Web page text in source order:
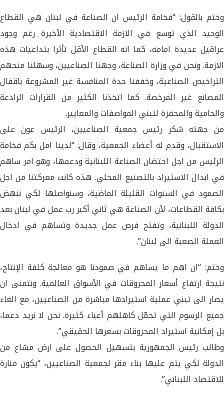
وختم بالقول: “فخامة الرئيس ان الصناعة في لبنان هي القطاع
الوحيد الذي توسع في الازمة الاقتصادية الأخيرة رغم وجود
عراقيل عديدة امامه، كما انه القطاع الأقل تأثرا بتداعيات هذه
الازمة. ونحن في وزارة الصناعة، وجهنا الصناعيين، وسهلنا منحهم
التراخيص الصناعية، وخففنا حدة المنافسة غير المشروعة باقفال
المصانع غير المرخصة. كما اتخذنا الكثير من القرارات الرادعة
والحامية والمحفزة لتبني المواصفات والمعايير.
من جهته شكر رئيس جمعية الصناعيين، الرئيس عون على
الاستقبال، وقدم له أعضاء الجمعية، وقال: “لدينا امل بكم فخامة
الرئيس من اجل احتضان الصناعة اللبنانية ودعمها، وهو امر ساهم
في ابدال الاستيراد بالتصنيع المحلي. هذه كانت معركتنا من اجل
الصمود في السنوات القليلة الماضية، وسنواصلها لكي ننهض
بكافة القطاعات، لأن الصناعة هي ثاني أكبر رب عمل في لبنان بعد
الدولة اللبنانية، وتفتح فرص عمل جديدة وتساهم في ادخال
العملة الصعبة الى لبنان”.
وختم: “ان اهم ما يساهم في صمودنا هو معالجة كلفة الإنتاج،
نتيجة ارتفاع أسعار المحروقات في الأسواق العالمية. ونتمنى ان
يصار الى تبني عملية استيرادها مباشرة من الصناعيين، مع الغاء
جميع الرسوم التي تحمّل كاهلهم أعباء كثيرة. نحن لا نريد دعما،
بل إمكانية استيراد المحروقات بسعرها الحقيقي”.
وطالب رئيس الجمهورية بتسهيل الحصول على ارض مشاع من
الدولة لكي يتم عليها بناء مقر لجمعية الصناعيين، “يكون منارة
للاقتصاد اللبناني”.